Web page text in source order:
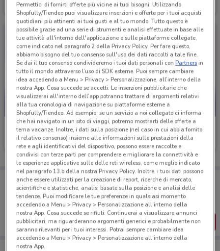
Scade il 30/08 358 m Scade il 06/09
TIM
Scade il 30/08 358 m
TIM
Scade il 31/12
Porta DoveConviene sempre con te!
Puoi trovare le migliori offerte dei negozi vicino a te,
salvarle e creare la tua lista del risparmio, comodamente
dal tuo cellulare.
SCARICA L’APP
Permettici di fornirti offerte più vicine ai tuoi bisogni: Utilizzando
Shopfully/Tiendeo puoi visualizzare inserzioni e offerte per i tuoi acquisti
quotidiani più attinenti ai tuoi gusti e al tuo mondo. Tutto questo è
possibile grazie ad una serie di strumenti e analisi effettuate in base alle
tue attività all'interno dell'applicazione e sulle piattaforme collegate,
come indicato nel paragrafo 2 della Privacy Policy. Per fare questo,
abbiamo bisogno del tuo consenso sull'uso dei dati raccolti a tale fine.
Se dai il tuo consenso condivideremo i tuoi dati personali conPartnersin
tutto il mondo attraverso l’uso di SDK esterne. Puoi sempre cambiare
idea accedendo a Menu > Privacy > Personalizzazione, all’interno della
nostra App. Cosa succede se accetti: Le inserzioni pubblicitarie che
visualizzerai all'interno dell’app potranno trattare di argomenti relativi
alla tua cronologia di navigazione su piattaforme esterne a
Shopfully/Tiendeo. Ad esempio, se un servizio a noi collegato ci informa
che hai navigato in un sito di viaggi, potremo mostrarti delle offerte a
tema vacanze. Inoltre, i dati sulla posizione (nel caso in cui abbia fornito
il relativo consenso) insieme alle informazioni sulle prestazioni della
rete e agli identificativi del dispositivo, possono essere raccolte e
condivisi con terze parti per comprendere e migliorare la connettività e
le esperienze applicative sulle delle reti wireless, come meglio indicato
nel paragrafo 13.b della nostra Privacy Policy. Inoltre, i tuoi dati possono
anche essere utilizzati per la creazione di report, ricerche di mercato,
scientifiche e statistiche, analisi basate sulla posizione e analisi delle
tendenze. Puoi modificare le tue preferenze in qualsiasi momento
accedendo a Menu > Privacy > Personalizzazione all'interno della
nostra App. Cosa succede se rifiuti: Continuerai a visualizzare annunci
pubblicitari, ma riguarderanno argomenti generici e probabilmente non
saranno rilevanti per i tuoi interessi. Potrai sempre cambiare idea
accedendo a Menu > Privacy > Personalizzazione all'interno della
nostra App.